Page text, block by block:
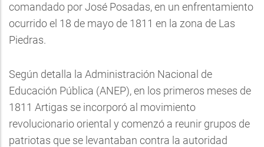
comandado por José Posadas, en un enfrentamiento
ocurrido el 18 de mayo de 1811 en la zona de Las
Piedras.
Según detalla la Administración Nacional de
Educación Pública (ANEP), en los primeros meses de
1811 Artigas se incorporó al movimiento
revolucionario oriental y comenzó a reunir grupos de
patriotas que se levantaban contra la autoridad